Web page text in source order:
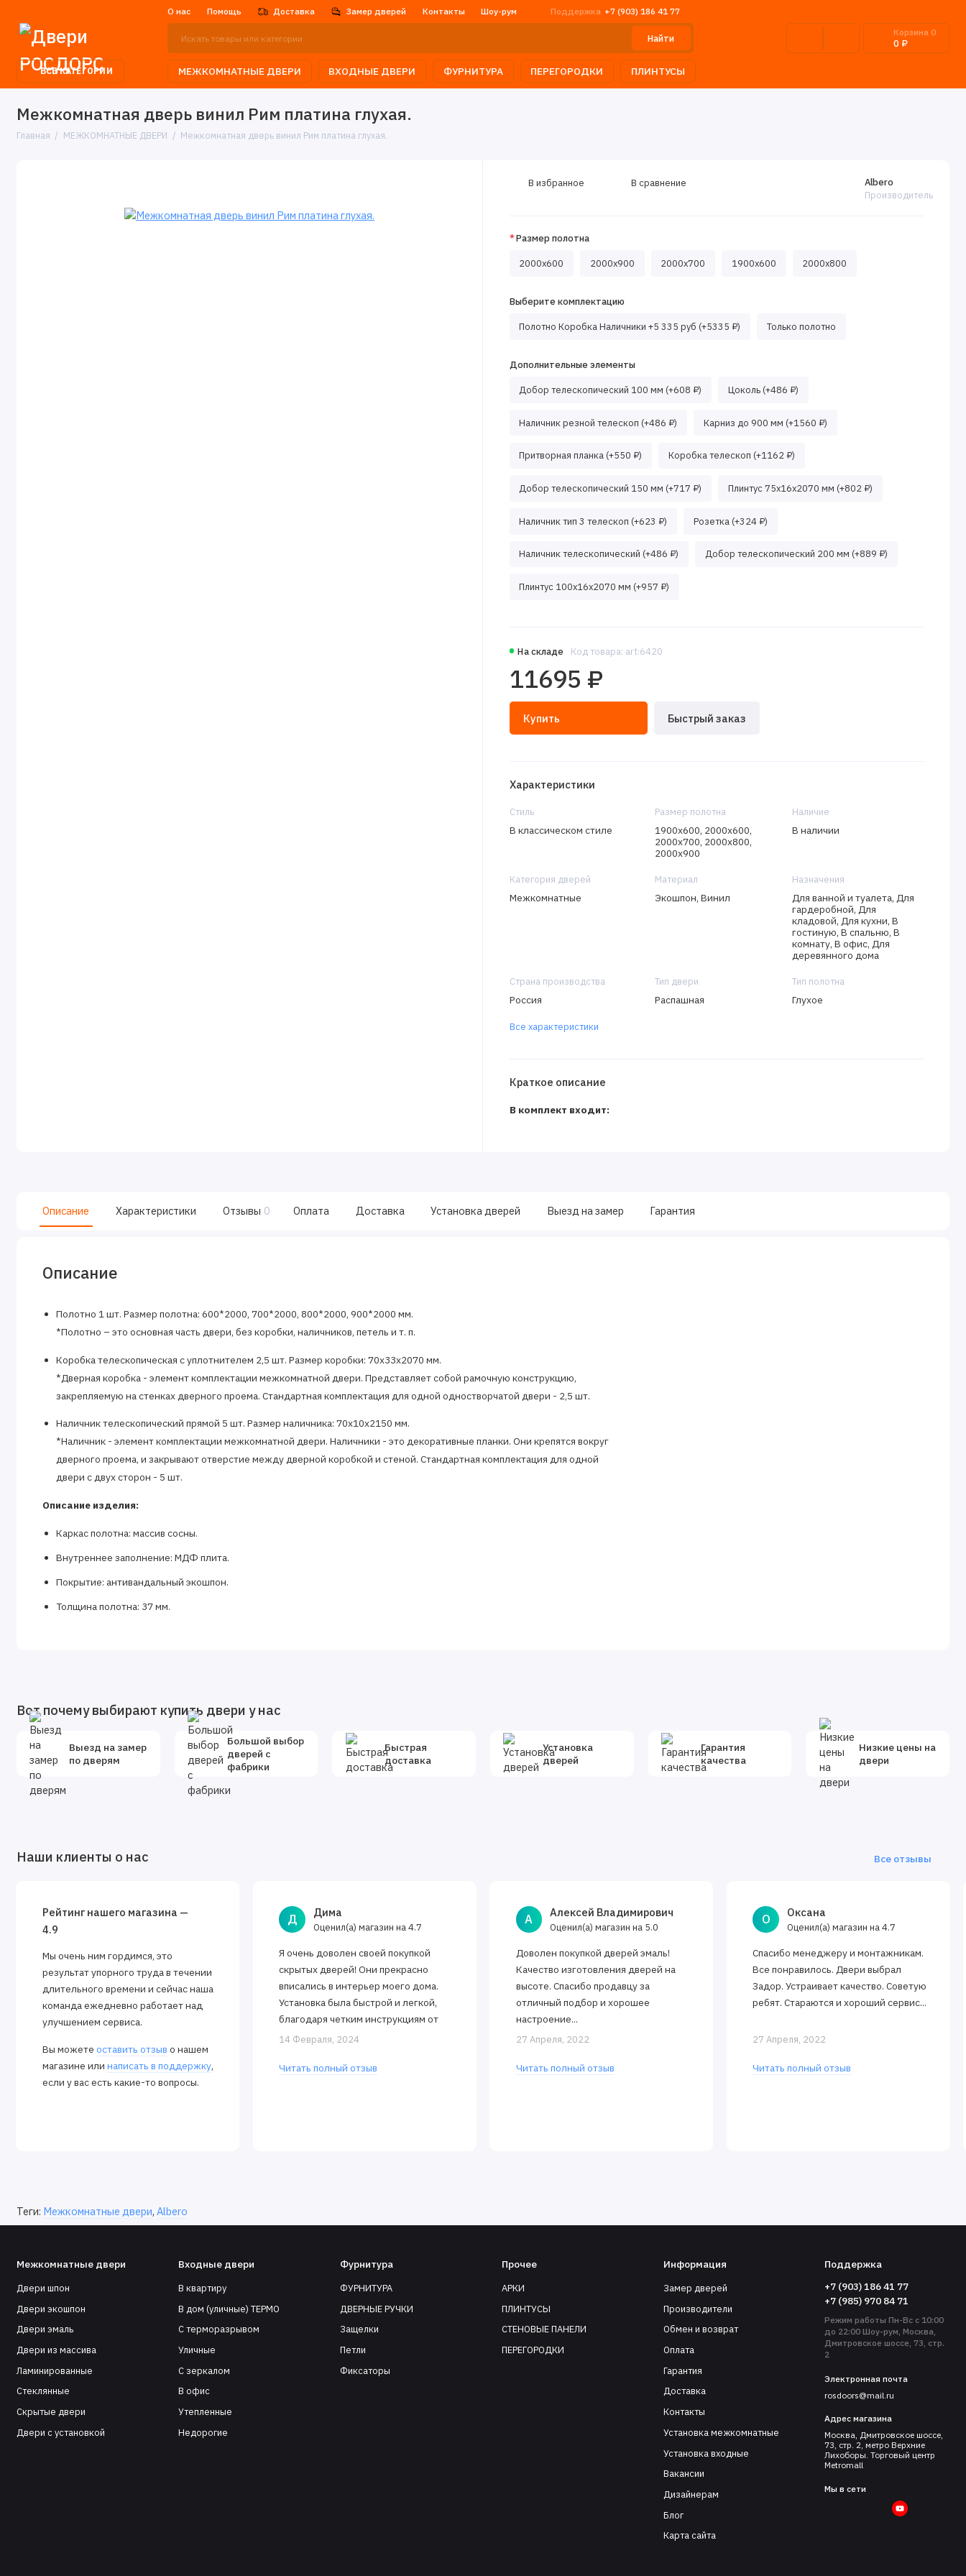
О нас Помощь Доставка Замер дверей Контакты Шоу-рум Поддержка +7 (903) 186 41 77
Найти
Корзина 0
0 ₽
ВСЕ КАТЕГОРИИ МЕЖКОМНАТНЫЕ ДВЕРИ ВХОДНЫЕ ДВЕРИ ФУРНИТУРА ПЕРЕГОРОДКИ ПЛИНТУСЫ
Межкомнатная дверь винил Рим платина глухая.
Главная МЕЖКОМНАТНЫЕ ДВЕРИ Межкомнатная дверь винил Рим платина глухая.
На складе Код товара: art:6420
Albero
Производитель
11695 ₽
Купить Быстрый заказ
В избранное В сравнение
Размер полотна
2000x600 2000x900 2000x700 1900x600 2000х800
Выберите комплектацию
Полотно Коробка Наличники +5 335 руб (+5335 ₽) Только полотно
Дополнительные элементы
Добор телескопический 100 мм (+608 ₽) Цоколь (+486 ₽)
Наличник резной телескоп (+486 ₽) Карниз до 900 мм (+1560 ₽)
Притворная планка (+550 ₽) Коробка телескоп (+1162 ₽)
Добор телескопический 150 мм (+717 ₽) Плинтус 75x16x2070 мм (+802 ₽)
Наличник тип 3 телескоп (+623 ₽) Розетка (+324 ₽)
Наличник телескопический (+486 ₽) Добор телескопический 200 мм (+889 ₽)
Плинтус 100x16x2070 мм (+957 ₽)
Характеристики
Стиль
В классическом стиле
Размер полотна
1900х600, 2000х600,
2000х700, 2000х800,
2000х900
Наличие
В наличии
Категория дверей
Межкомнатные
Материал
Экошпон, Винил
Назначения
Для ванной и туалета, Для
гардеробной, Для
кладовой, Для кухни, В
гостиную, В спальню, В
комнату, В офис, Для
деревянного дома
Страна производства
Россия
Тип двери
Распашная
Тип полотна
Глухое
Все характеристики
Краткое описание
В комплект входит:
Описание Характеристики Отзывы 0 Оплата Доставка Установка дверей Выезд на замер Гарантия
Описание
Полотно 1 шт. Размер полотна: 600*2000, 700*2000, 800*2000, 900*2000 мм.
*Полотно – это основная часть двери, без коробки, наличников, петель и т. п.
Коробка телескопическая с уплотнителем 2,5 шт. Размер коробки: 70x33x2070 мм.
*Дверная коробка - элемент комплектации межкомнатной двери. Представляет собой рамочную конструкцию,
закрепляемую на стенках дверного проема. Стандартная комплектация для одной одностворчатой двери - 2,5 шт.
Наличник телескопический прямой 5 шт. Размер наличника: 70x10x2150 мм.
*Наличник - элемент комплектации межкомнатной двери. Наличники - это декоративные планки. Они крепятся вокруг
дверного проема, и закрывают отверстие между дверной коробкой и стеной. Стандартная комплектация для одной
двери с двух сторон - 5 шт.
Описание изделия:
Каркас полотна: массив сосны.
Внутреннее заполнение: МДФ плита.
Покрытие: антивандальный экошпон.
Толщина полотна: 37 мм.
*Добор - элемент комплектации межкомнатной двери, необходимый для обрамления дверного проема. Он
устанавливается в том случае, если толщина стены превышает ширину дверной коробки. Определить количество и
ширину добора можно с помощью замера.
Вот почему выбирают купить двери у нас
Выезд на замер
по дверям
Большой выбор
дверей с
фабрики
Быстрая
доставка
Установка
дверей
Гарантия
качества
Низкие цены на
двери
Наши клиенты о нас Все отзывы
Рейтинг нашего магазина —
4.9
Мы очень ним гордимся, это
результат упорного труда в течении
длительного времени и сейчас наша
команда ежедневно работает над
улучшением сервиса.
Вы можете оставить отзыв о нашем
магазине или написать в поддержку,
если у вас есть какие-то вопросы.
Д Дима
Оценил(а) магазин на4.7
Я очень доволен своей покупкой
скрытых дверей! Они прекрасно
вписались в интерьер моего дома.
Установка была быстрой и легкой,
благодаря четким инструкциям от
Алексея. Двери открываются и
14 Февраля, 2024
Читать полный отзыв
А Алексей Владимирович
Оценил(а) магазин на 5.0
Доволен покупкой дверей эмаль!
Качество изготовления дверей на
высоте. Спасибо продавцу за
отличный подбор и хорошее
настроение...
27 Апреля, 2022
Читать полный отзыв
О Оксана
Оценил(а) магазин на4.7
Спасибо менеджеру и монтажникам.
Все понравилось. Двери выбрал
Задор. Устраивает качество. Советую
ребят. Стараются и хороший сервис...
27 Апреля, 2022
Читать полный отзыв
Теги: Межкомнатные двери, Albero
Межкомнатные двери
Двери шпон
Двери экошпон
Двери эмаль
Двери из массива
Ламинированные
Стеклянные
Скрытые двери
Двери с установкой
Входные двери
В квартиру
В дом (уличные) ТЕРМО
С терморазрывом
Уличные
С зеркалом
В офис
Утепленные
Недорогие
Фурнитура
ФУРНИТУРА
ДВЕРНЫЕ РУЧКИ
Защелки
Петли
Фиксаторы
Прочее
АРКИ
ПЛИНТУСЫ
СТЕНОВЫЕ ПАНЕЛИ
ПЕРЕГОРОДКИ
Информация
Замер дверей
Производители
Обмен и возврат
Оплата
Гарантия
Доставка
Контакты
Установка межкомнатные
Установка входные
Вакансии
Дизайнерам
Блог
Карта сайта
Поддержка
+7 (903) 186 41 77
+7 (985) 970 84 71
Режим работы Пн-Вс с 10:00
до 22:00 Шоу-рум, Москва,
Дмитровское шоссе, 73, стр.
2
Электронная почта
rosdoors@mail.ru
Адрес магазина
Москва, Дмитровское шоссе,
73, стр. 2, метро Верхние
Лихоборы. Торговый центр
Metromall
Мы в сети